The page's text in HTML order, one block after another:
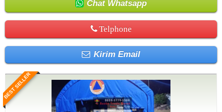
Chat Whatsapp
Telphone
Kirim Email
BEST SELLER